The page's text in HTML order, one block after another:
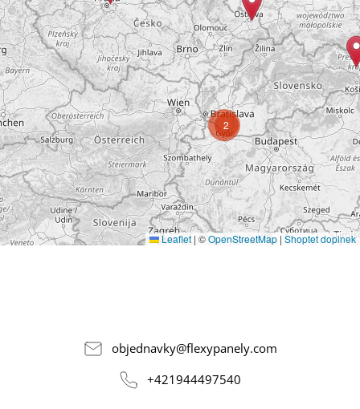
2
Leaflet | ©OpenStreetMap | Shoptet doplnek
objednavky@flexypanely.com
+421944497540